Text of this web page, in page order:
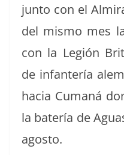
jun­to con el
del mis­mo mes
con la Legión
de infan­tería
hacia Cumaná
la batería de
agosto.